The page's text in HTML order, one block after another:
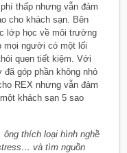
thấp nhưng vẫn đảm
cho khách sạn. Bên
lớp học về môi trường
mọi người có một lối
quen tiết kiệm. Với
góp phần không nhỏ
REX nhưng vẫn đảm
khách sạn 5 sao
thích loại hình nghề
và tìm nguồn